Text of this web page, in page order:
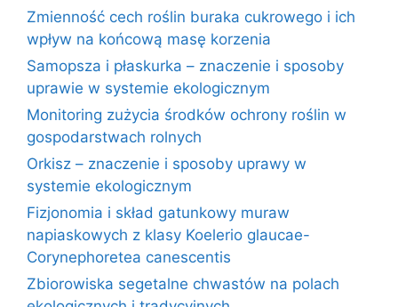
Zmienność cech roślin buraka cukrowego i ich
wpływ na końcową masę korzenia
Samopsza i płaskurka – znaczenie i sposoby
uprawie w systemie ekologicznym
Monitoring zużycia środków ochrony roślin w
gospodarstwach rolnych
Orkisz – znaczenie i sposoby uprawy w
systemie ekologicznym
Fizjonomia i skład gatunkowy muraw
napiaskowych z klasy Koelerio glaucae-
Corynephoretea canescentis
Zbiorowiska segetalne chwastów na polach